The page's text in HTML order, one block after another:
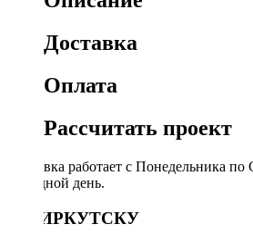
Доставка
Оплата
Рассчитать проект
Доставка работает с Понедельника
выходной день.
ПО ИРКУТСКУ